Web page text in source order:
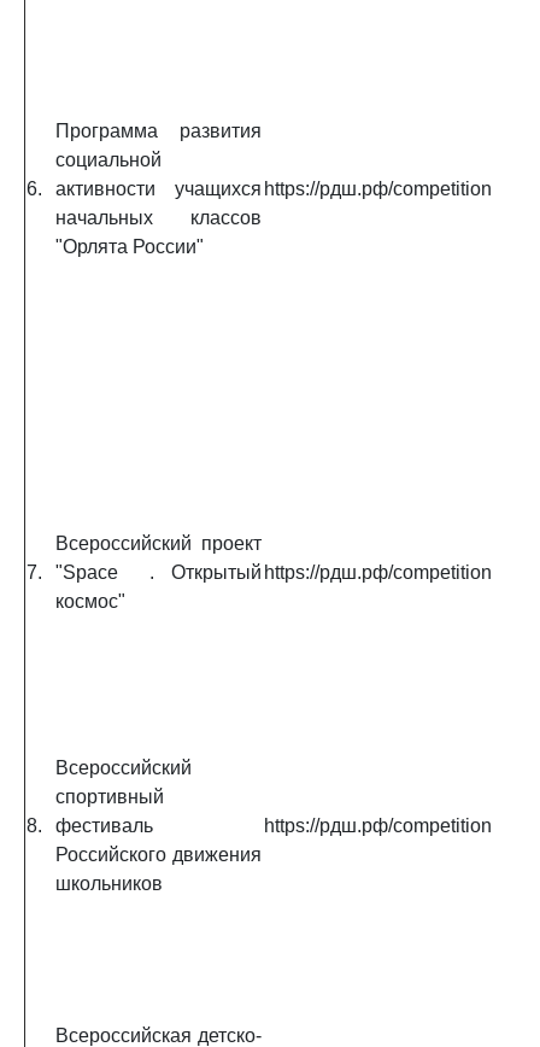
6.
Программа развития
социальной
активности учащихся
начальных классов
"Орлята России"
https://рдш.рф/competition
7.
Всероссийский проект
"Space
. Открытый
космос"
https://рдш.рф/competition
8.
Всероссийский
спортивный
фестиваль
Российского движения
школьников
https://рдш.рф/competition
Всероссийская детско-